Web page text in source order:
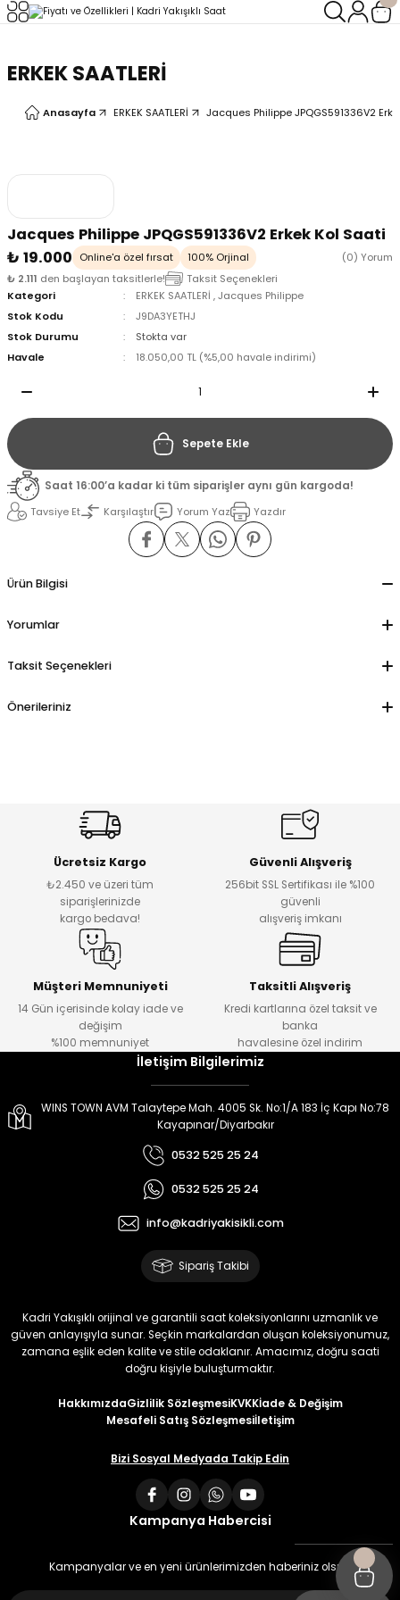
ERKEK SAATLERİ
Anasayfa ERKEK SAATLERİ Jacques Philippe JPQGS591336V2
Jacques Philippe JPQGS591336V2 Erkek Kol Saati
₺ 19.000
Online'a özel fırsat 100% Orjinal
(0) Yorum
₺ 2.111 den başlayan taksitlerle!
Taksit Seçenekleri
Kategori
ERKEK SAATLERİ ,Jacques Philippe
Stok Kodu
J9DA3YETHJ
Stok Durumu
Stokta var
Havale
18.050,00 TL (%5,00 havale indirimi)
Sepete Ekle
Saat 16:00’a kadar ki tüm siparişler aynı gün kargoda!
Tavsiye Et
Karşılaştır Yorum Yaz Yazdır
Ürün Bilgisi
Yorumlar
Taksit Seçenekleri
Önerileriniz
Ücretsiz Kargo
₺2.450 ve üzeri tüm
siparişlerinizde
kargo bedava!
Güvenli Alışveriş
256bit SSL Sertifikası ile %100
güvenli
alışveriş imkanı
Müşteri Memnuniyeti
14 Gün içerisinde kolay iade ve
değişim
%100 memnuniyet
Taksitli Alışveriş
Kredi kartlarına özel taksit ve
banka
havalesine özel indirim
İletişim Bilgilerimiz
WINS TOWN AVM Talaytepe Mah. 4005 Sk. No:1/A 183 İç Kapı No:78
Kayapınar/Diyarbakır
0532 525 25 24
0532 525 25 24
info@kadriyakisikli.com
Sipariş Takibi
Kadri Yakışıklı orijinal ve garantili saat koleksiyonlarını uzmanlık ve
güven anlayışıyla sunar. Seçkin markalardan oluşan koleksiyonumuz,
zamana eşlik eden kalite ve stile odaklanır. Amacımız, doğru saati
doğru kişiyle buluşturmaktır.
HakkımızdaGizlilik SözleşmesiKVKKİade & Değişim
Mesafeli Satış Sözleşmesiİletişim
Bizi Sosyal Medyada Takip Edin
Kampanya Habercisi
Kampanyalar ve en yeni ürünlerimizden haberiniz olsun
Geri Dön
Geri Dön